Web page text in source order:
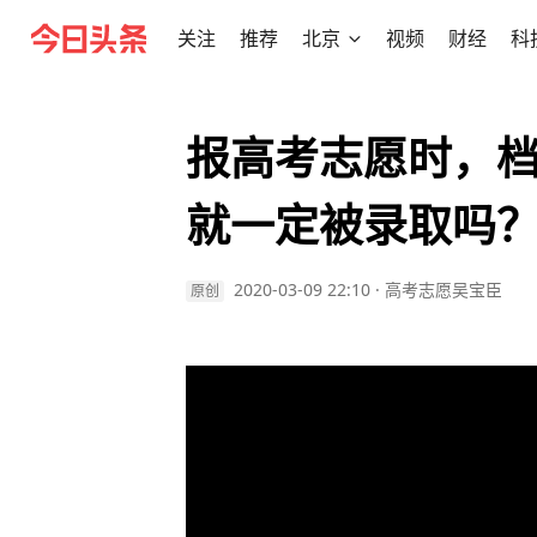
关注 推荐 北京 视频 财经 科
报高考志愿时，
就一定被录取吗
原创 2020-03-09 22:10 · 高考志愿吴宝臣